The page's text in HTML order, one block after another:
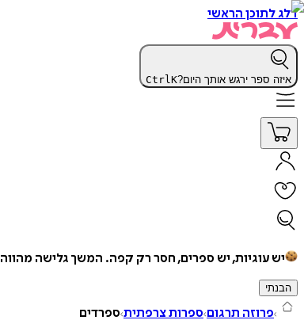
דלג לתוכן הראשי
איזה ספר ירגש אותך היום? CtrlK
יש עוגיות, יש ספרים, חסר רק קפה. המשך גלישה מהווה
הבנתי
פרוזה תרגום ספרות צרפתית ספרדים